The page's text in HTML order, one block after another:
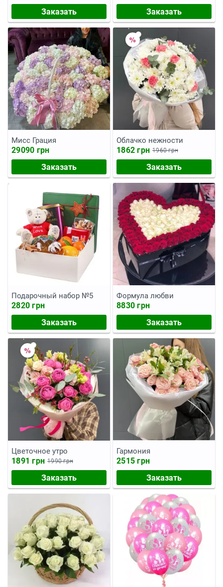
Заказать
Заказать
Мисс Грация
29090 грн
Заказать
Облачко нежности
1862 грн 1960 грн
Заказать
Подарочный набор №5
2820 грн
Заказать
Формула любви
8830 грн
Заказать
Цветочное утро
1891 грн 1990 грн
Заказать
Гармония
2515 грн
Заказать